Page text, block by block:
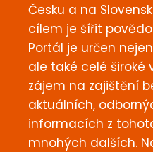
Česku a na
cílem je šířit
Portál je určen
ale také celé široké
zájem na zajištění
aktuálních,
informacích z
mnohých dalších.